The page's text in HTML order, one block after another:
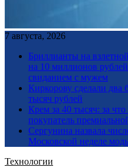
7 августа, 2026
Бриллианты на
на 10 миллионов
свиданием с мужем
Киркорову сделали два
тысяч рублей
Крем за 40 тысяч: за
покупатель
Сергунина назвала
Московской неделе
Технологии